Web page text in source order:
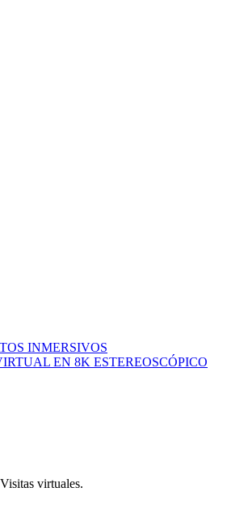
INMERSIVOS
EN 8K ESTEREOSCÓPICO
virtuales.